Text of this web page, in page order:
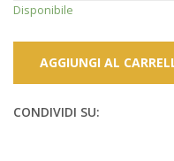
Disponibile
AGGIUNGI AL
CONDIVIDI SU: